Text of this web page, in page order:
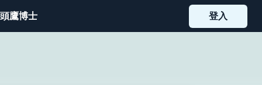
鷹博士 登入